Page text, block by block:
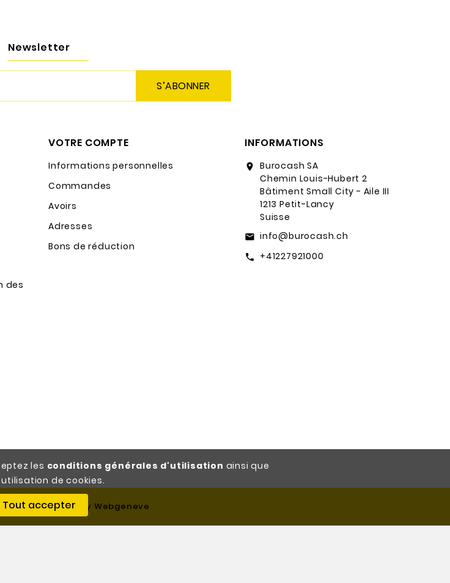
les conditions générales d'utilisation ainsi que
de cookies.
Tout accepter
Newsletter
S’ABONNER
des
VOTRE COMPTE
Informations personnelles
Commandes
Avoirs
Adresses
Bons de réduction
INFORMATIONS
location_on
Burocash SA
Chemin Louis-Hubert 2
Bâtiment Small City - Aile III
1213 Petit-Lancy
Suisse
email info@burocash.ch
call +41227921000
SA - Designed By Webgeneve